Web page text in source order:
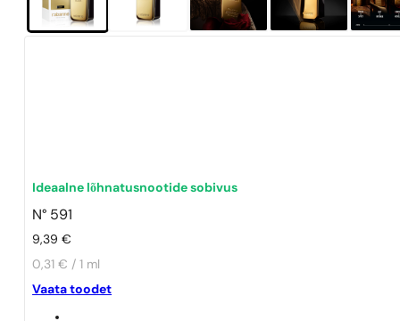
Ideaalne lõhnatusnootide sobivus
N° 591
9,39€
0,31 € / 1 ml
Vaata toodet